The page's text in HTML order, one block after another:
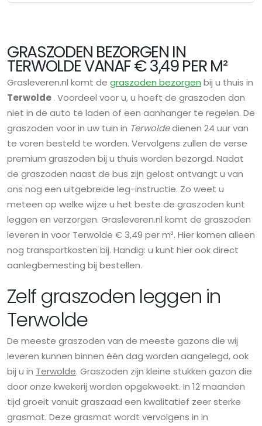
GRASZODEN BEZORGEN IN
TERWOLDE VANAF € 3,49 PER M²
Grasleveren.nl komt de graszoden bezorgen bij u thuis in
Terwolde. Voordeel voor u, u hoeft de graszoden dan
niet in de auto te laden of een aanhanger te regelen. De
graszoden voor in uw tuin in Terwoldedienen 24 uur van
te voren besteld te worden. Vervolgens zullen de verse
premium graszoden bij u thuis worden bezorgd. Nadat
de graszoden naast de bus zijn gelost ontvangt u van
ons nog een uitgebreide leg-instructie. Zo weet u
meteen op welke wijze u het beste de graszoden kunt
leggen en verzorgen. Grasleveren.nl komt de graszoden
leveren in voor Terwolde € 3,49 per m². Hier komen alleen
nog transportkosten bij. Handig: u kunt hier ook direct
aanlegbemesting bij bestellen.
Zelf graszoden leggen in
Terwolde
De meeste graszoden van de meeste gazons die wij
leveren kunnen binnen één dag worden aangelegd, ook
bij u in Terwolde. Graszoden zijn kleine stukken gazon die
door onze kwekerij worden opgekweekt. In 12 maanden
tijd groeit vanuit graszaad een kwalitatief zeer sterke
grasmat. Deze grasmat wordt vervolgens in in